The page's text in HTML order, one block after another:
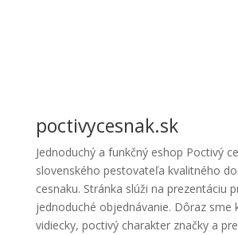
poctivycesnak.sk
Jednoduchý a funkčný eshop Poctivý
slovenského pestovateľa kvalitného
cesnaku. Stránka slúži na prezentáciu
jednoduché objednávanie. Dôraz sme
vidiecky, poctivý charakter značky a